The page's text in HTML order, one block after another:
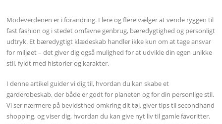
Modeverdenen er i forandring. Flere og flere vælger at vende ryggen til
fast fashion og i stedet omfavne genbrug, bæredygtighed og personligt
udtryk. Et bæredygtigt klædeskab handler ikke kun om at tage ansvar
for miljøet – det giver dig også mulighed for at udvikle din egen unikke
stil, fyldt med historier og karakter.
I denne artikel guider vi dig til, hvordan du kan skabe et
garderobeskab, der både er godt for planeten og for din personlige stil.
Vi ser nærmere på bevidsthed omkring dit tøj, giver tips til secondhand
shopping, og viser dig, hvordan du kan give nyt liv til gamle favoritter.